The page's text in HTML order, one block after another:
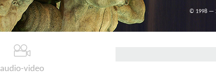
© 1998 —
audio-video